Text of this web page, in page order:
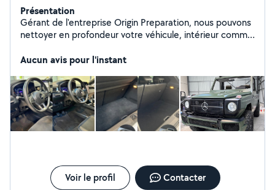
Présentation
Gérant de l'entreprise Origin Preparation, nous pouvons
nettoyer en profondeur votre véhicule, intérieur comme
intégrale sur la carrosserie et les feux. Nous avons
pour personnaliser votre véhicule.
Aucun avis pour l'instant
Voir le profil Contacter